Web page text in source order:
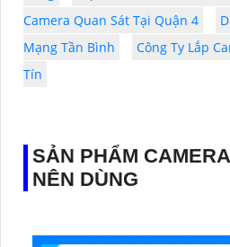
Camera Quan Sát Tại Quận 4
Mạng Tần Bình
Công Ty Lắp
Tín
SẢN PHẨM
NÊN DÙNG